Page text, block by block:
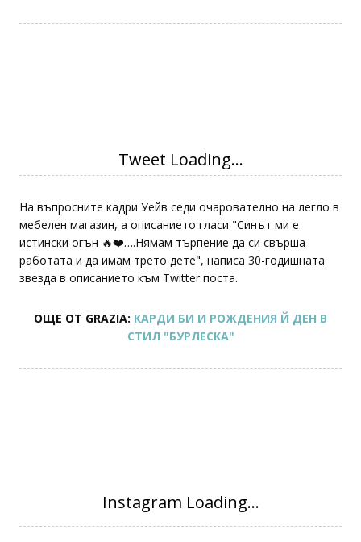
На въпросните кадри Уейв седи очарователно на легло в
мебелен магазин, а описанието гласи "Синът ми е
истински огън 🔥❤️….Нямам търпение да си свърша
работата и да имам трето дете", написа 30-годишната
звезда в описанието към Twitter поста.
ОЩЕ ОТ GRAZIA: КАРДИ БИ И РОЖДЕНИЯ Й ДЕН В
СТИЛ "БУРЛЕСКА"